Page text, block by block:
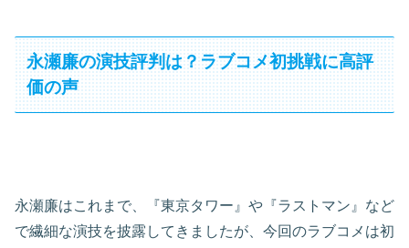
永瀬廉の演技評判は？ラブコメ初挑戦に高評
価の声
永瀬廉はこれまで、『東京タワー』や『ラストマン』など
で繊細な演技を披露してきましたが、今回のラブコメは初